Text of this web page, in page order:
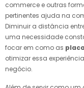
commerce e outras
pertinentes ajuda na
Diminuir a distância
uma necessidade
focar em como as
otimizar essa
negócio.